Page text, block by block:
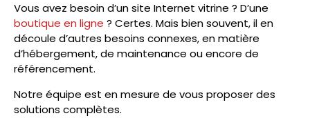
Vous avez besoin d’un site Internet vitrine ? D’une
boutique en ligne ? Certes. Mais bien souvent, il en
découle d’autres besoins connexes, en matière
d’hébergement, de maintenance ou encore de
référencement.
Notre équipe est en mesure de vous proposer des
solutions complètes.